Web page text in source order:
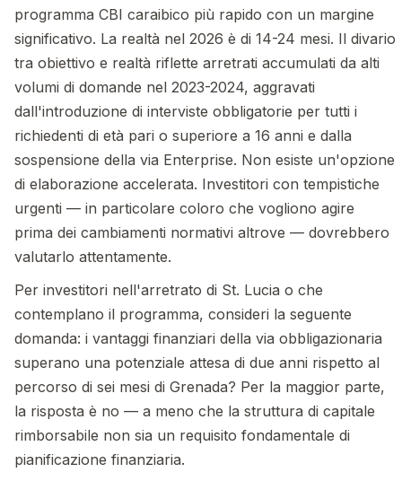
programma CBI caraibico più rapido con un margine
significativo. La realtà nel 2026 è di 14-24 mesi. Il divario
tra obiettivo e realtà riflette arretrati accumulati da alti
volumi di domande nel 2023-2024, aggravati
dall'introduzione di interviste obbligatorie per tutti i
richiedenti di età pari o superiore a 16 anni e dalla
sospensione della via Enterprise. Non esiste un'opzione
di elaborazione accelerata. Investitori con tempistiche
urgenti — in particolare coloro che vogliono agire
prima dei cambiamenti normativi altrove — dovrebbero
valutarlo attentamente.
Per investitori nell'arretrato di St. Lucia o che
contemplano il programma, consideri la seguente
domanda: i vantaggi finanziari della via obbligazionaria
superano una potenziale attesa di due anni rispetto al
percorso di sei mesi di Grenada? Per la maggior parte,
la risposta è no — a meno che la struttura di capitale
rimborsabile non sia un requisito fondamentale di
pianificazione finanziaria.